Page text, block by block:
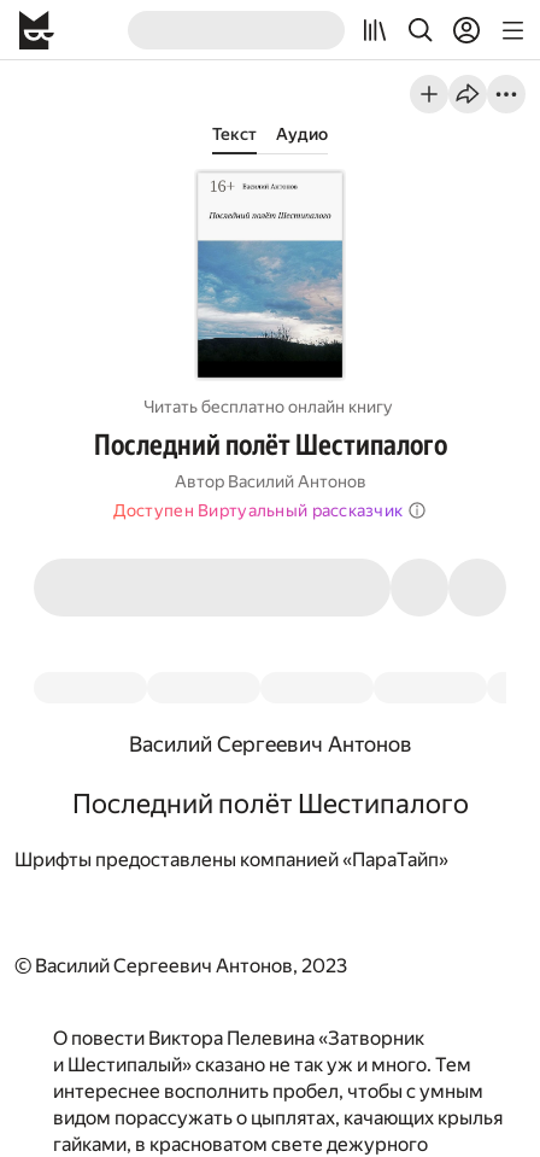
Текст Аудио
Читать бесплатно онлайн книгу
Последний полёт Шестипалого
Автор Василий Антонов
Доступен Виртуальный рассказчик
Василий Сергеевич Антонов
Последний полёт Шестипалого
Шрифты предоставлены компанией «ПараТайп»
© Василий Сергеевич Антонов, 2023
О повести Виктора Пелевина «Затворник
и Шестипалый» сказано не так уж и много. Тем
интереснее восполнить пробел, чтобы с умным
видом порассужать о цыплятах, качающих крылья
гайками, в красноватом свете дежурного